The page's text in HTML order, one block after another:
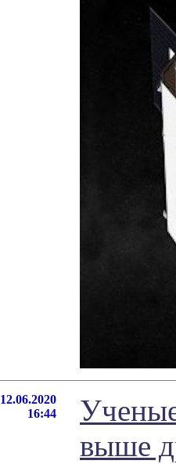
12.06.2020
16:44
выше